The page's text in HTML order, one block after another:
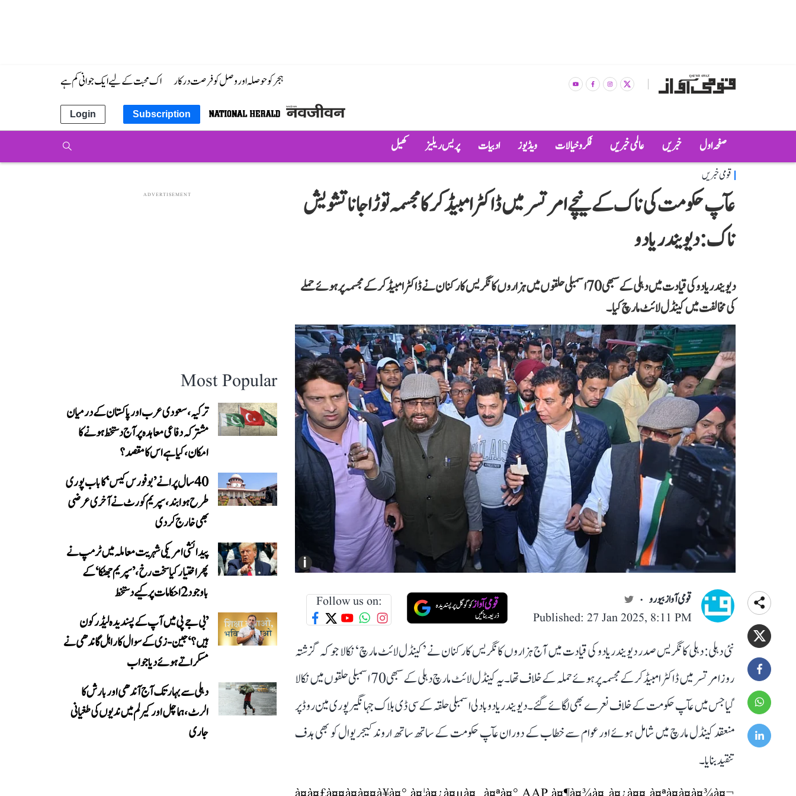
ہجر کو حوصلہ اور وصل کو فرصت درکار اک محبت کے لیے ایک جوانی کم ہے
Subscription
Login
صفحہ اول خبریں عالمی خبریں فکر و خیالات ویڈیوز ادبیات پریس ریلیز کھیل
قومی خبریں
عآپ حکومت کی ناک کے نیچے امرتسر میں ڈاکٹر امبیڈکر کا مجسمہ توڑا جانا تشویش
ناک: دیویندر یادو
دیویندر یادو کی قیادت میں دہلی کے سبھی 70 اسمبلی حلقوں میں ہزاروں کانگریس کارکنان نے ڈاکٹر امبیڈکر کے مجسمہ پر ہوئے حملے
کی مخالفت میں کینڈل لائٹ مارچ کیا۔
i
قومی آواز بیورو
Published: 27 Jan 2025, 8:11 PM
Follow us on:
نئی دہلی: دہلی کانگریس صدر دیویندر یادو کی قیادت میں آج ہزاروں کانگریس کارکنان نے ’کینڈل لائٹ مارچ‘ نکالا جو کہ گزشتہ
روز امرتسر میں ڈاکٹر امبیڈکر کے مجسمہ پر ہوئے حملہ کے خلاف تھا۔ یہ کینڈل لائٹ مارچ دہلی کے سبھی 70 اسمبلی حلقوں میں نکالا
گیا جس میں عآپ حکومت کے خلاف نعرے بھی لگائے گئے۔ دیویندر یادو بادلی اسمبلی حلقہ کے سی ڈی بلاک جہانگیر پوری مین روڈ پر
منعقد کینڈل مارچ میں شامل ہوئے اور عوام سے خطاب کے دوران عآپ حکومت کے ساتھ ساتھ اروند کیجریوال کو بھی ہدف
تنقید بنایا۔
ADVERTISEMENT
Most Popular
ترکیہ، سعودی عرب اور پاکستان کے درمیان
مشترکہ دفاعی معاہدہ پر آج دستخط ہونے کا
امکان، کیا ہے اس کا مقصد؟
40 سال پرانے ’بوفورس کیس‘ کا باب پوری
طرح ہوا بند، سپریم کورٹ نے آخری عرضی
بھی خارج کر دی
پیدائشی امریکی شہریت معاملہ میں ٹرمپ نے
پھر اختیار کیا سخت رخ، ’سپریم جھٹکا‘ کے
باوجود 2 احکامات پر کیے دستخط
’بی جے پی میں آپ کے پسندیدہ لیڈر کون
ہیں؟‘ جین-زی کے سوال کا راہل گاندھی نے
مسکراتے ہوئے دیا جواب
دہلی سے بہار تک آج آندھی اور بارش کا
الرٹ، ہماچل اور کیرلم میں ندیوں کی طغیانی
جاری